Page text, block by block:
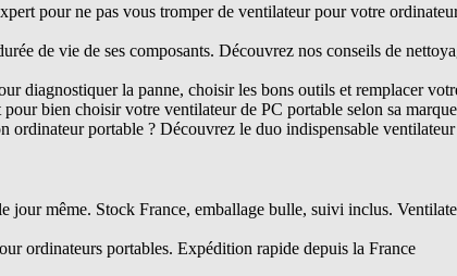
pour ne pas vous tromper de ventilateur pour votre
de vie de ses composants. Découvrez nos conseils de
diagnostiquer la panne, choisir les bons outils et remplacer
bien choisir votre ventilateur de PC portable selon sa
ordinateur portable ? Découvrez le duo indispensable
même. Stock France, emballage bulle, suivi inclus.
ordinateurs portables. Expédition rapide depuis la France